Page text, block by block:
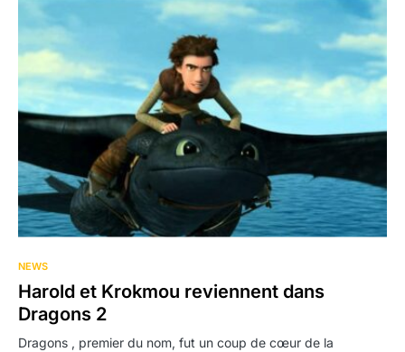
NEWS
Harold et Krokmou reviennent dans
Dragons 2
Dragons , premier du nom, fut un coup de cœur de la